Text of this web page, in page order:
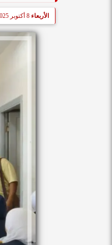
الأربعاء 8 أكتوبر 2025